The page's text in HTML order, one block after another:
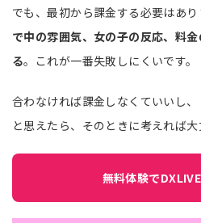
でも、最初から課金する必要はあ
で中の雰囲気、女の子の反応、料
る。これが一番失敗しにくいです。
合わなければ課金しなくていいし、
と思えたら、そのときに考えれば大
無料体験で